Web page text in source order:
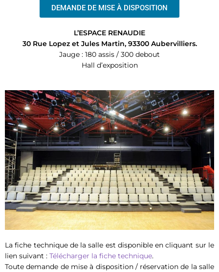
DEMANDE DE MISE À DISPOSITION
L’ESPACE RENAUDIE
30 Rue Lopez et Jules Martin, 93300 Aubervilliers.
Jauge : 180 assis / 300 debout
Hall d’exposition
La fiche technique de la salle est disponible en cliquant sur le
lien suivant : Télécharger la fiche technique.
Toute demande de mise à disposition / réservation de la salle